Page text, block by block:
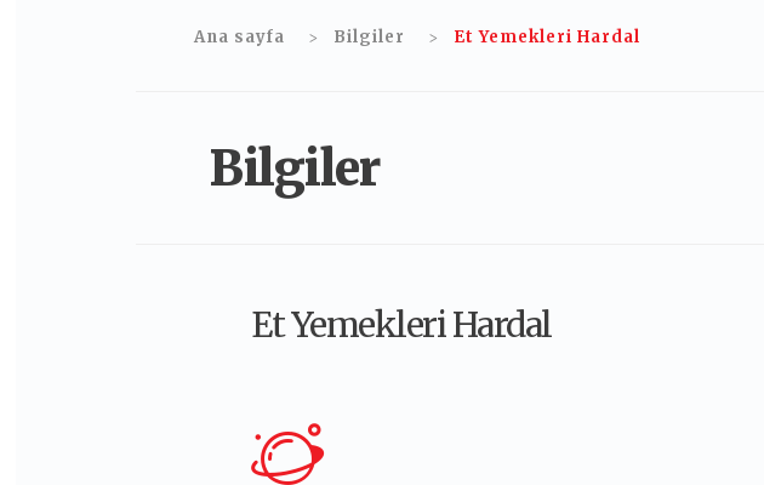
Ana sayfa Bilgiler Et Yemekleri Hardal
Bilgiler
Et Yemekleri Hardal